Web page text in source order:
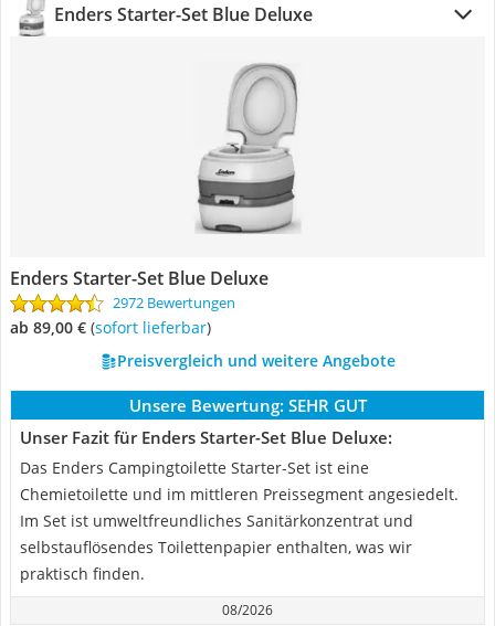
Enders Starter-Set Blue Deluxe
Enders Starter-Set Blue Deluxe
2972 Bewertungen
ab 89,00 € ( Sofort lieferbar)
Preisvergleich und weitere Angebote
Unsere Bewertung: SEHR GUT
Unser Fazit für Enders Starter-Set Blue Deluxe:
Das Enders Campingtoilette Starter-Set ist eine
Chemietoilette und im mittleren Preissegment angesiedelt.
Im Set ist umweltfreundliches Sanitärkonzentrat und
selbstauflösendes Toilettenpapier enthalten, was wir
praktisch finden.
08/2026